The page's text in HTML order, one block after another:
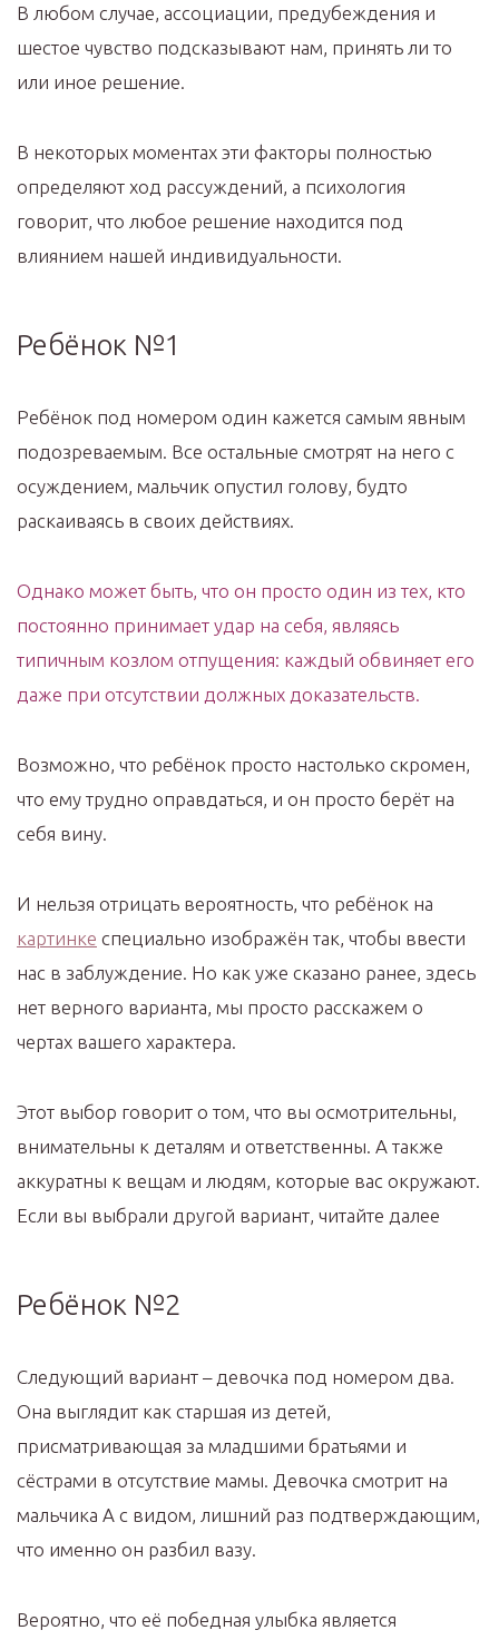
В любом случае, ассоциации, предубеждения и
шестое чувство подсказывают нам, принять ли то
или иное решение.
В некоторых моментах эти факторы полностью
определяют ход рассуждений, а психология
говорит, что любое решение находится под
влиянием нашей индивидуальности.
Ребёнок №1
Ребёнок под номером один кажется самым явным
подозреваемым. Все остальные смотрят на него с
осуждением, мальчик опустил голову, будто
раскаиваясь в своих действиях.
Однако может быть, что он просто один из тех, кто
постоянно принимает удар на себя, являясь
типичным козлом отпущения: каждый обвиняет его
даже при отсутствии должных доказательств.
Возможно, что ребёнок просто настолько скромен,
что ему трудно оправдаться, и он просто берёт на
себя вину.
И нельзя отрицать вероятность, что ребёнок на
картинке специально изображён так, чтобы ввести
нас в заблуждение. Но как уже сказано ранее, здесь
нет верного варианта, мы просто расскажем о
чертах вашего характера.
Этот выбор говорит о том, что вы осмотрительны,
внимательны к деталям и ответственны. А также
аккуратны к вещам и людям, которые вас окружают.
Если вы выбрали другой вариант, читайте далее
Ребёнок №2
Следующий вариант – девочка под номером два.
Она выглядит как старшая из детей,
присматривающая за младшими братьями и
сёстрами в отсутствие мамы. Девочка смотрит на
мальчика А с видом, лишний раз подтверждающим,
что именно он разбил вазу.
Вероятно, что её победная улыбка является